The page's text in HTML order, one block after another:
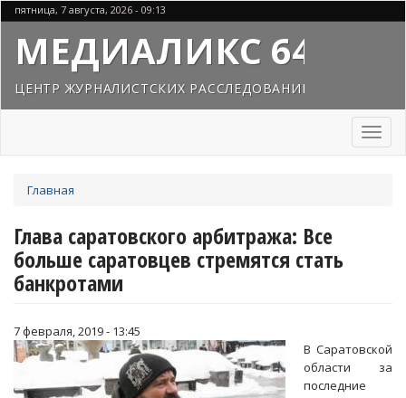
Перейти
к
основному
содержанию
пятница, 7 августа, 2026 - 09:13
МЕДИАЛИКС 64
ЦЕНТР ЖУРНАЛИСТСКИХ РАССЛЕДОВАНИЙ
Toggle
здесь
Главная
Глава саратовского арбитража: Все
больше саратовцев стремятся стать
банкротами
7 февраля, 2019 - 13:45
В Саратовской
области за
последние